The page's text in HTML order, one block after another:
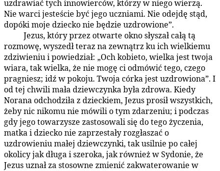
uzdrawiać tych innowierców, którzy w niego wierzą.
Nie warci jesteście być jego uczniami. Nie odejdę stąd,
dopóki moje dziecko nie będzie uzdrowione”.
Jezus, który przez otwarte okno słyszał całą tą
rozmowę, wyszedł teraz na zewnątrz ku ich wielkiemu
zdziwieniu i powiedział: „Och kobieto, wielka jest twoja
wiara, tak wielka, że nie mogę ci odmówić tego, czego
pragniesz; idź w pokoju. Twoja córka jest uzdrowiona”. I
od tej chwili mała dziewczynka była zdrowa. Kiedy
Norana odchodziła z dzieckiem, Jezus prosił wszystkich,
żeby nic nikomu nie mówili o tym zdarzeniu; i podczas
gdy jego towarzysze zastosowali się do tego życzenia,
matka i dziecko nie zaprzestały rozgłaszać o
uzdrowieniu małej dziewczynki, tak usilnie po całej
okolicy jak długa i szeroka, jak również w Sydonie, że
Jezus uznał za stosowne zmienić zakwaterowanie w